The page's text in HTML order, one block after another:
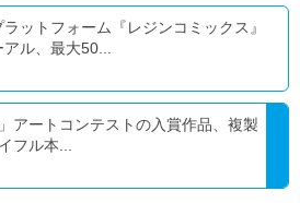
ットフォーム『レジンコミックス』
ル、最大50...
アートコンテストの入賞作品、複製
フル本...